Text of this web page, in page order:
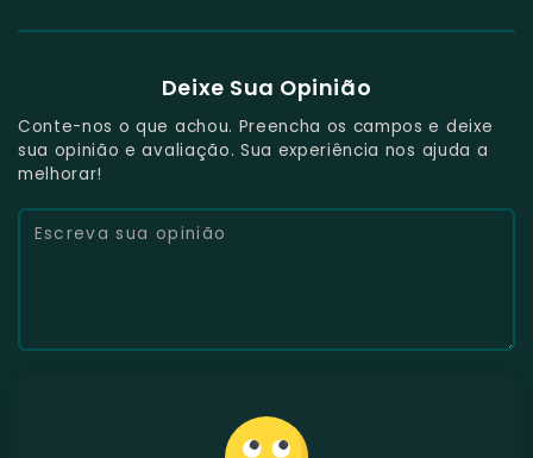
Deixe Sua Opinião
Conte-nos o que achou. Preencha os campos e deixe
sua opinião e avaliação. Sua experiência nos ajuda a
melhorar!